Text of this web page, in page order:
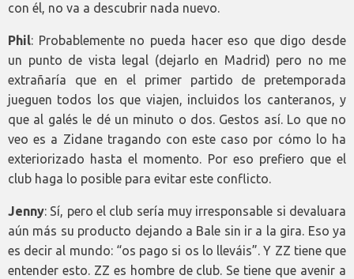
con él, no va a descubrir nada nuevo.
Phil: Probablemente no pueda hacer eso que digo desde
un punto de vista legal (dejarlo en Madrid) pero no me
extrañaría que en el primer partido de pretemporada
jueguen todos los que viajen, incluidos los canteranos, y
que al galés le dé un minuto o dos. Gestos así. Lo que no
veo es a Zidane tragando con este caso por cómo lo ha
exteriorizado hasta el momento. Por eso prefiero que el
club haga lo posible para evitar este conflicto.
Jenny: Sí, pero el club sería muy irresponsable si devaluara
aún más su producto dejando a Bale sin ir a la gira. Eso ya
es decir al mundo: “os pago si os lo lleváis”. Y ZZ tiene que
entender esto. ZZ es hombre de club. Se tiene que avenir a